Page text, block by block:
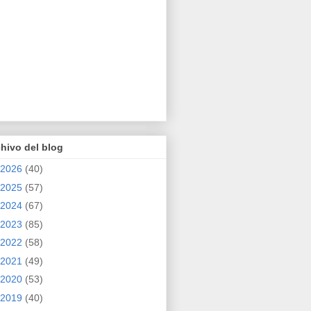
del blog
2026 (40)
2025 (57)
2024 (67)
2023 (85)
2022 (58)
2021 (49)
2020 (53)
2019 (40)